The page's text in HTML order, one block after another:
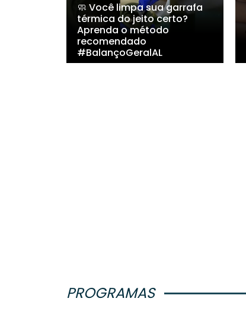
🧼 Você limpa sua garrafa
térmica do jeito certo?
Aprenda o método
recomendado
#BalançoGeralAL
PROGRAMAS